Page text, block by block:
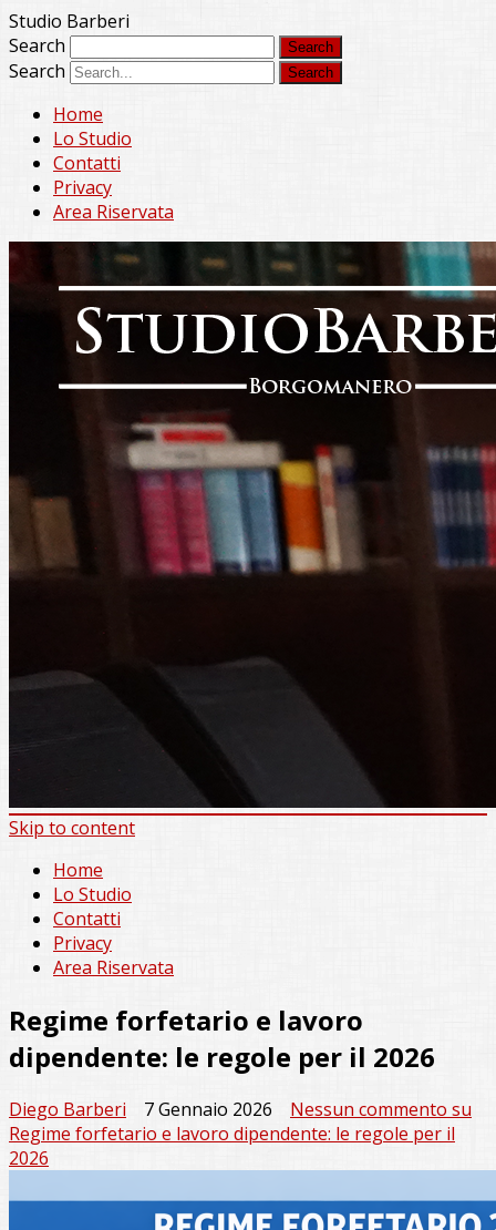
Studio Barberi
Search
Search
Home
Lo Studio
Contatti
Privacy
Area Riservata
Skip to content
Home
Lo Studio
Contatti
Privacy
Area Riservata
Regime forfetario e lavoro
dipendente: le regole per il 2026
Diego Barberi 7 Gennaio 2026 Nessun commento su
Regime forfetario e lavoro dipendente: le regole per il
2026